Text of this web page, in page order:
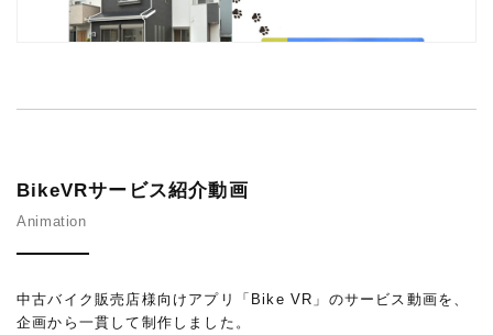
BikeVRサービス紹介動画
Animation
中古バイク販売店様向けアプリ「Bike VR」のサービス動画を、
企画から一貫して制作しました。